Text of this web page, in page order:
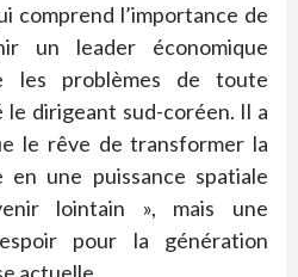
comprend l’importance de
un leader économique
les problèmes de toute
le dirigeant sud-coréen. Il a
le rêve de transformer la
en une puissance spatiale
lointain », mais une
pour la génération